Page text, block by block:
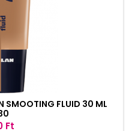
SMOOTING FLUID 30 ML
Ft